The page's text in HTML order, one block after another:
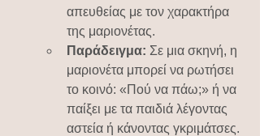
απευθείας με τον χαρακτήρα
της μαριονέτας.
Παράδειγμα: Σε μια σκηνή, η
μαριονέτα μπορεί να ρωτήσει
το κοινό: «Πού να πάω;» ή να
παίξει με τα παιδιά λέγοντας
αστεία ή κάνοντας γκριμάτσες.